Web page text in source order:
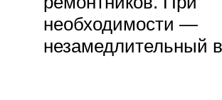
необходимости —
незамедлительный